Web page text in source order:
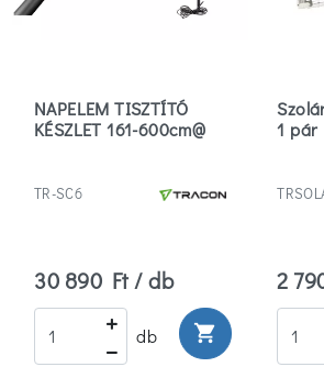
NAPELEM TISZTÍTÓ
KÉSZLET 161-600cm@
TR-SC6
30 890 Ft / db
db shopping_cart
1 pár
2